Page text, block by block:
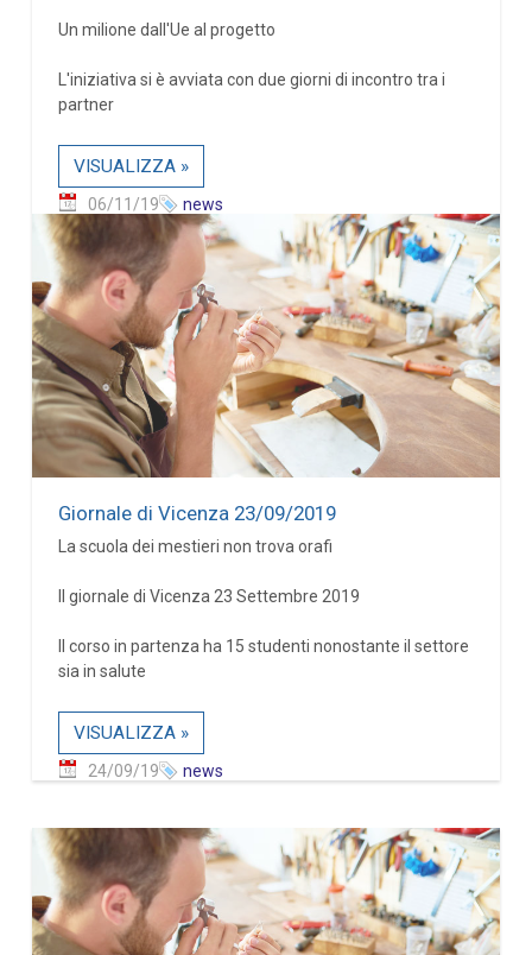
Un milione dall'Ue al progetto
L'iniziativa si è avviata con due giorni di incontro tra i
partner
VISUALIZZA »
06/11/19 news
Giornale di Vicenza 23/09/2019
La scuola dei mestieri non trova orafi
Il giornale di Vicenza 23 Settembre 2019
Il corso in partenza ha 15 studenti nonostante il settore
sia in salute
VISUALIZZA »
24/09/19 news